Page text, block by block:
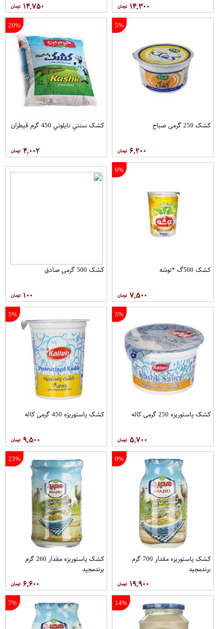
۱۴,۳۰۰ ۱۴,۷۵۰
5%
کشک 250 گرمی صباح
۶,۲۰۰
20%
کشک سنتي نايلوني 450 گرم قيطران
۴,۰۰۲
6%
کشک 500گ *نوشه
۷,۵۰۰
کشک 500 گرمی صادق
۱۰۰
5%
کشک پاستوریزه 250 گرمی کاله
۵,۷۰۰
5%
کشک پاستوریزه 450 گرمی کاله
۹,۵۰۰
0%
کشک پاستوریزه مقدار 700 گرم
برندمجید
۱۹,۹۰۰
23%
کشک پاستوریزه مقدار 260 گرم
برندمجید
۶,۶۰۰
14%
7%